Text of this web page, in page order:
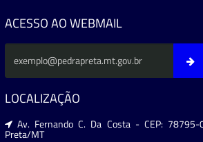
ACESSO AO WEBMAIL
LOCALIZAÇÃO
Av. Fernando C. Da Costa - CEP:
Preta/MT